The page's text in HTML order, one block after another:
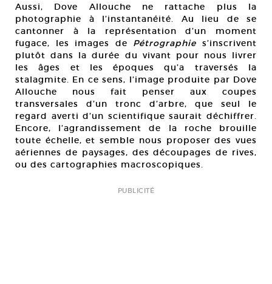
Aussi, Dove Allouche ne rattache plus la
photographie à l’instantanéité. Au lieu de se
cantonner à la représentation d’un moment
fugace, les images de Pétrographie s’inscrivent
plutôt dans la durée du vivant pour nous livrer
les âges et les époques qu’a traversés la
stalagmite. En ce sens, l’image produite par Dove
Allouche nous fait penser aux coupes
transversales d’un tronc d’arbre, que seul le
regard averti d’un scientifique saurait déchiffrer.
Encore, l’agrandissement de la roche brouille
toute échelle, et semble nous proposer des vues
aériennes de paysages, des découpages de rives,
ou des cartographies macroscopiques.
PUBLICITÉ